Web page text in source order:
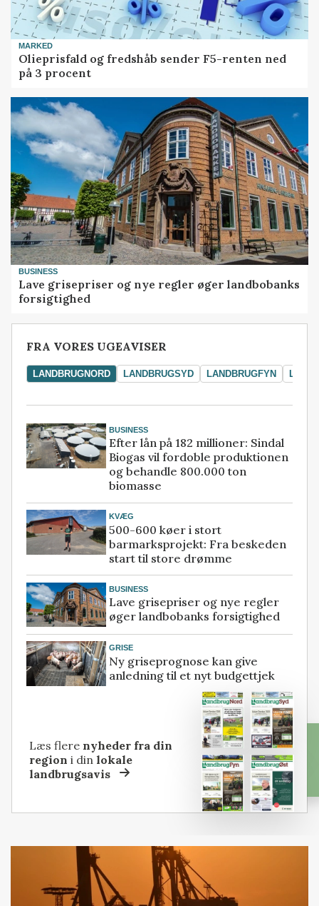
MARKED
Olieprisfald og fredshåb sender F5-renten ned
på 3 procent
BUSINESS
Lave grisepriser og nye regler øger landbobanks
forsigtighed
FRA VORES UGEAVISER
LANDBRUGNORD LANDBRUGSYD LANDBRUGFYN
BUSINESS
Efter lån på 182 millioner: Sindal
Biogas vil fordoble produktionen
og behandle 800.000 ton
biomasse
KVÆG
500-600 køer i stort
barmarksprojekt: Fra beskeden
start til store drømme
BUSINESS
Lave grisepriser og nye regler
øger landbobanks forsigtighed
GRISE
Ny griseprognose kan give
anledning til et nyt budgettjek
Læs flere nyheder fra din
region i dinlokale
landbrugsavis